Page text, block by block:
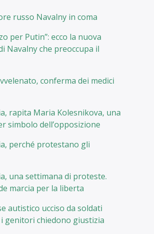
russo Navalny in coma
per Putin”: ecco la nuova
Navalny che preoccupa il
conferma dei medici
rapita Maria Kolesnikova, una
simbolo dell’opposizione
perché protestano gli
una settimana di proteste.
marcia per la liberta
autistico ucciso da soldati
genitori chiedono giustizia